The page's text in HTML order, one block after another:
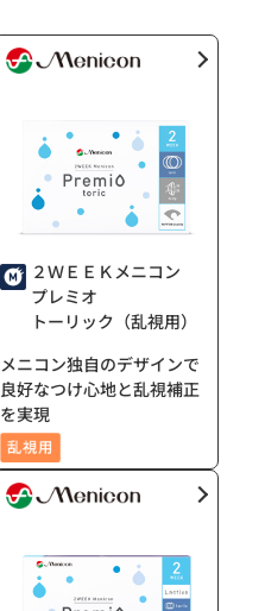
２ＷＥＥＫメニコン
プレミオ
トーリック（乱視用）
メニコン独自のデザインで
良好なつけ心地と乱視補正
を実現